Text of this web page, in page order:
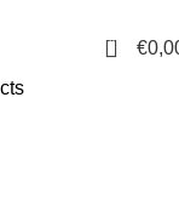
0 €